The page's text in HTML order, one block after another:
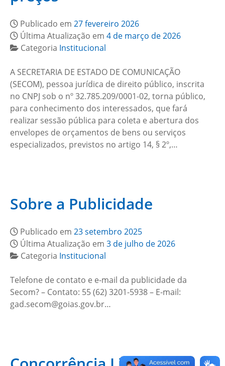
Publicado em 27 fevereiro 2026
Última Atualização em 4 de março de 2026
Categoria Institucional
A SECRETARIA DE ESTADO DE COMUNICAÇÃO
(SECOM), pessoa jurídica de direito público, inscrita
no CNPJ sob o nº 32.785.209/0001-02, torna público,
para conhecimento dos interessados, que fará
realizar sessão pública para coleta e abertura dos
envelopes de orçamentos de bens ou serviços
especializados, previstos no artigo 14, § 2º,…
Sobre a Publicidade
Publicado em 23 setembro 2025
Última Atualização em 3 de julho de 2026
Categoria Institucional
Telefone de contato e e-mail da publicidade da
Secom? – Contato: 55 (62) 3201-5938 – E-mail:
gad.secom@goias.gov.br…